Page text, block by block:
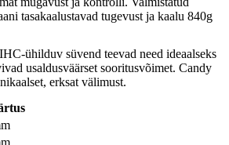
tasakaalustavad tugevust ja kaalu 840g
ühilduv süvend teevad need ideaalseks
usaldusväärset sooritusvõimet. Candy
erksat välimust.